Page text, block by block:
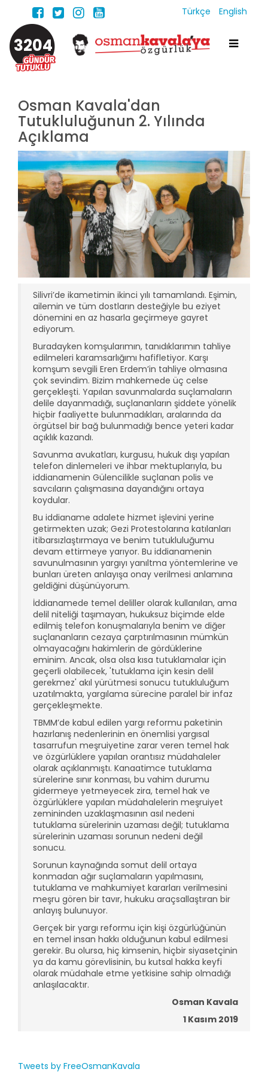
Türkçe English
3204
Osman Kavala'dan
Tutukluluğunun 2. Yılında
Açıklama
Silivri’de ikametimin ikinci yılı tamamlandı. Eşimin,
ailemin ve tüm dostların desteğiyle bu eziyet
dönemini en az hasarla geçirmeye gayret
ediyorum.
Buradayken komşularımın, tanıdıklarımın tahliye
edilmeleri karamsarlığımı hafifletiyor. Karşı
komşum sevgili Eren Erdem’in tahliye olmasına
çok sevindim. Bizim mahkemede üç celse
gerçekleşti. Yapılan savunmalarda suçlamaların
delile dayanmadığı, suçlananların şiddete yönelik
hiçbir faaliyette bulunmadıkları, aralarında da
örgütsel bir bağ bulunmadığı bence yeteri kadar
açıklık kazandı.
Savunma avukatları, kurgusu, hukuk dışı yapılan
telefon dinlemeleri ve ihbar mektuplarıyla, bu
iddianamenin Gülencilikle suçlanan polis ve
savcıların çalışmasına dayandığını ortaya
koydular.
Bu iddianame adalete hizmet işlevini yerine
getirmekten uzak; Gezi Protestolarına katılanları
itibarsızlaştırmaya ve benim tutukluluğumu
devam ettirmeye yarıyor. Bu iddianamenin
savunulmasının yargıyı yanıltma yöntemlerine ve
bunları üreten anlayışa onay verilmesi anlamına
geldiğini düşünüyorum.
İddianamede temel deliller olarak kullanılan, ama
delil niteliği taşımayan, hukuksuz biçimde elde
edilmiş telefon konuşmalarıyla benim ve diğer
suçlananların cezaya çarptırılmasının mümkün
olmayacağını hakimlerin de gördüklerine
eminim. Ancak, olsa olsa kısa tutuklamalar için
geçerli olabilecek, 'tutuklama için kesin delil
gerekmez' akıl yürütmesi sonucu tutukluluğum
uzatılmakta, yargılama sürecine paralel bir infaz
gerçekleşmekte.
TBMM’de kabul edilen yargı reformu paketinin
hazırlanış nedenlerinin en önemlisi yargısal
tasarrufun meşruiyetine zarar veren temel hak
ve özgürlüklere yapılan orantısız müdahaleler
olarak açıklanmıştı. Kanaatimce tutuklama
sürelerine sınır konması, bu vahim durumu
gidermeye yetmeyecek zira, temel hak ve
özgürlüklere yapılan müdahalelerin meşruiyet
zemininden uzaklaşmasının asıl nedeni
tutuklama sürelerinin uzaması değil; tutuklama
sürelerinin uzaması sorunun nedeni değil
sonucu.
Sorunun kaynağında somut delil ortaya
konmadan ağır suçlamaların yapılmasını,
tutuklama ve mahkumiyet kararları verilmesini
meşru gören bir tavır, hukuku araçsallaştıran bir
anlayış bulunuyor.
Gerçek bir yargı reformu için kişi özgürlüğünün
en temel insan hakkı olduğunun kabul edilmesi
gerekir. Bu olursa, hiç kimsenin, hiçbir siyasetçinin
ya da kamu görevlisinin, bu kutsal hakka keyfi
olarak müdahale etme yetkisine sahip olmadığı
anlaşılacaktır.
Osman Kavala
1 Kasım 2019
Tweets by FreeOsmanKavala